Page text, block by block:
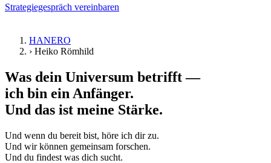
Strategiegespräch vereinbaren
HANERO
› Heiko Römhild
Was dein Universum betrifft —
ich bin ein Anfänger.
Und das ist meine Stärke.
Und wenn du bereit bist, höre ich dir zu.
Und wir können gemeinsam forschen.
Und du findest was dich sucht.